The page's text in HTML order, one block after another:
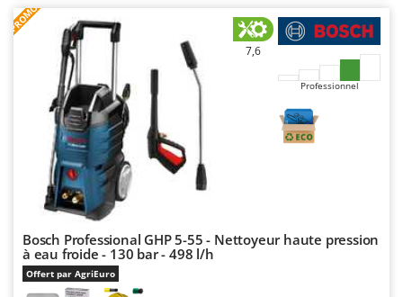
Masterpro
McCulloch
MCH
Michelin
Mille
Minox
Mockmill
More than chef
MOVA
Mowox
PROMO
7,6
Professionnel
Bosch Professional GHP 5-55 - Nettoyeur haute pression
à eau froide - 130 bar - 498 l/h
Offert par AgriEuro